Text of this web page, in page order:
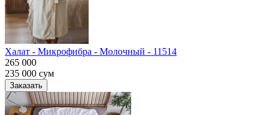
Халат - Микрофибра - Молочный - 11514
265 000
235 000 сум
Заказать